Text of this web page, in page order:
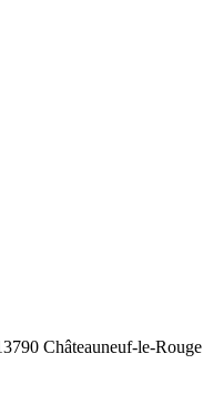
Châteauneuf-le-Rouge